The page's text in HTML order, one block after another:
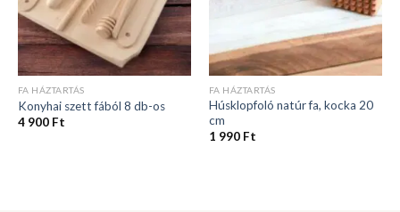
FA HÁZTARTÁS
Konyhai szett fából 8 db-os
4 900 Ft
FA HÁZTARTÁS
Húsklopfoló natúr fa, kocka 20
cm
1 990 Ft